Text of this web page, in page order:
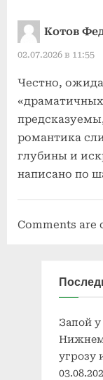
Котов
02.07.2026 в 11:55
Честно,
романтика
глубины и
написано по
Comments are
Запой у
Нижнем
угрозу